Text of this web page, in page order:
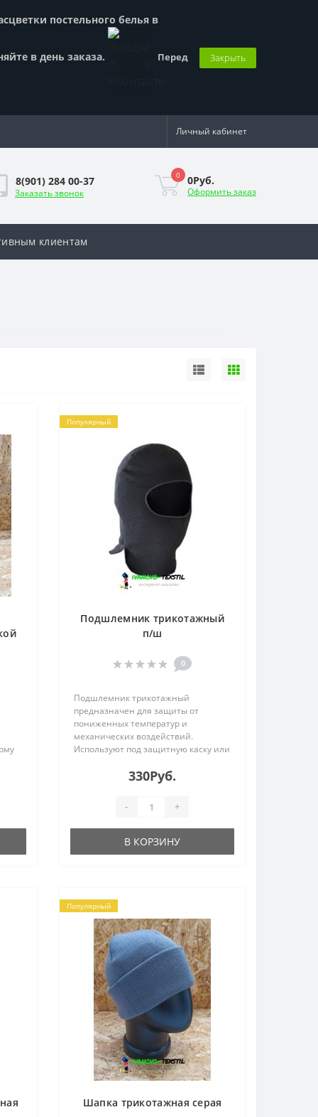
постельного белья в
в день заказа. Перед Закрыть
Личный кабинет
8(901) 284 00-37
Заказать звонок
0 0Руб.
Оформить заказ
клиентам
Популярный
Подшлемник трикотажный
п/ш
0
Подшлемник трикотажный
предназначен для защиты от
пониженных температур и
механических воздействий.
Используют под защитную каску или
трикотажное полотно, Состав:
50шерсть, 50 акрил...
330Руб.
- +
В КОРЗИНУ
Популярный
Шапка трикотажная серая